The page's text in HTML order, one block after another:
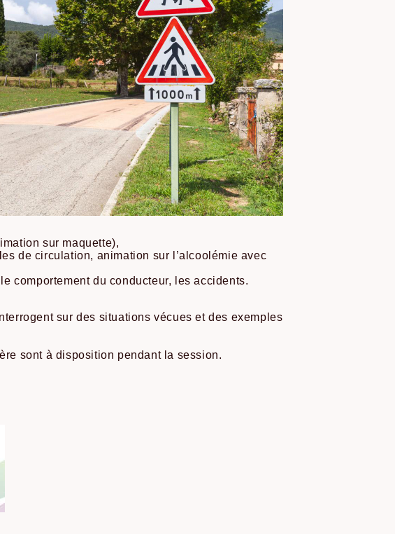
sur maquette),
de circulation, animation sur l’alcoolémie avec
comportement du conducteur, les accidents.
sur des situations vécues et des exemples
sont à disposition pendant la session.